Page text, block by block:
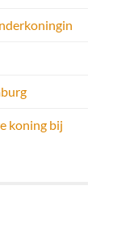
koning bij